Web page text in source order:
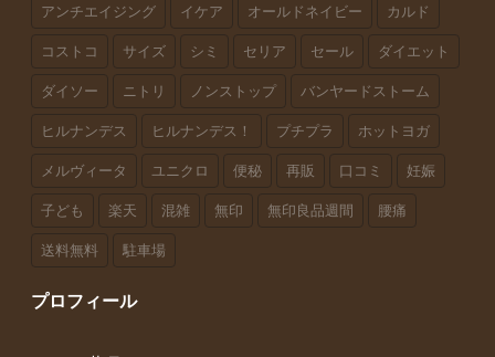
アンチエイジング イケア オールドネイビー カルド
コストコ サイズ シミ セリア セール ダイエット
ダイソー ニトリ ノンストップ バンヤードストーム
ヒルナンデス ヒルナンデス！ プチプラ ホットヨガ
メルヴィータ ユニクロ 便秘 再販 口コミ 妊娠
子ども 楽天 混雑 無印 無印良品週間 腰痛
送料無料 駐車場
プロフィール